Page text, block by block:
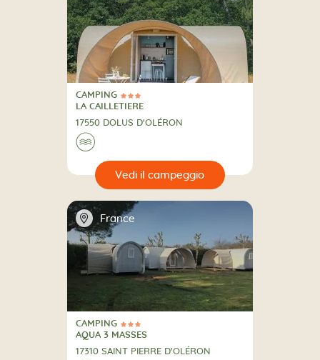
3 Stelle
CAMPING
CAMPING
LA CAILLETIERE
17550 DOLUS D'OLÉRON
🌊
📍 France
3 Stelle
CAMPING
CAMPING
AQUA 3 MASSES
17310 SAINT PIERRE D'OLÉRON